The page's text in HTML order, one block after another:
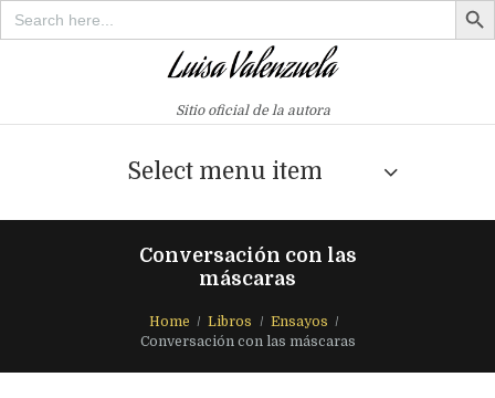
Search
for:
Sitio oficial de la autora
Select menu item
Conversación con las
máscaras
Home Libros
Ensayos
Conversación con las máscaras